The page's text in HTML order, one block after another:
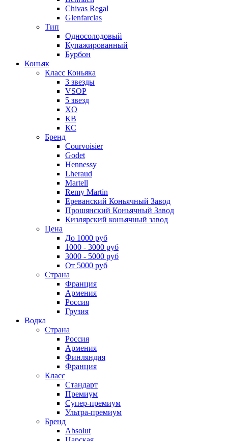
Chivas Regal
Glenfarclas
Тип
Односолодовый
Купажированный
Бурбон
Коньяк
Класс Коньяка
3 звезды
VSOP
5 звезд
XO
КВ
КС
Бренд
Courvoisier
Godet
Hennessy
Lheraud
Martell
Remy Martin
Ереванский Коньячный Завод
Прошянский Коньячный Завод
Кизлярский коньячный завод
Цена
До 1000 руб
1000 - 3000 руб
3000 - 5000 руб
От 5000 руб
Страна
Франция
Армения
Россия
Грузия
Водка
Страна
Россия
Армения
Финляндия
Франция
Класс
Стандарт
Премиум
Супер-премиум
Ультра-премиум
Бренд
Absolut